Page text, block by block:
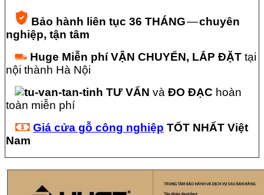
Bảo hành liên tục 36 THÁNG—chuyên
nghiệp, tận tâm
Huge Miễn phí VẬN CHUYỂN, LẮP ĐẶT tại
nội thành Hà Nội
TƯ VẤN và ĐO ĐẠC hoàn
toàn miễn phí
Giá cửa gỗ công nghiệp TỐT NHẤT Việt
Nam